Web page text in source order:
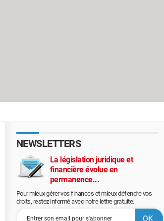
NEWSLETTERS
La législation juridique et
financière évolue en
permanence...
Pour mieux gérer vos finances et mieux défendre vos
droits, restez informé avec notre lettre gratuite.